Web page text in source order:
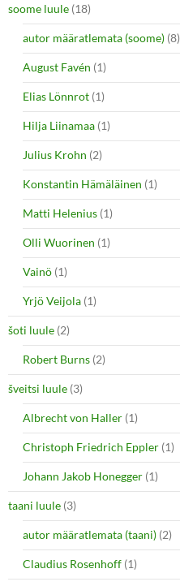
soome luule (18)
autor määratlemata (soome) (8)
August Favén (1)
Elias Lönnrot (1)
Hilja Liinamaa (1)
Julius Krohn (2)
Konstantin Hämäläinen (1)
Matti Helenius (1)
Olli Wuorinen (1)
Vainö (1)
Yrjö Veijola (1)
šoti luule (2)
Robert Burns (2)
šveitsi luule (3)
Albrecht von Haller (1)
Christoph Friedrich Eppler (1)
Johann Jakob Honegger (1)
taani luule (3)
autor määratlemata (taani) (2)
Claudius Rosenhoff (1)